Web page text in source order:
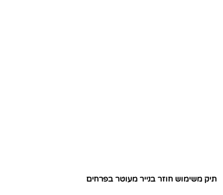
תיק משימוש חוזר בנייר מעוטר בפרחים